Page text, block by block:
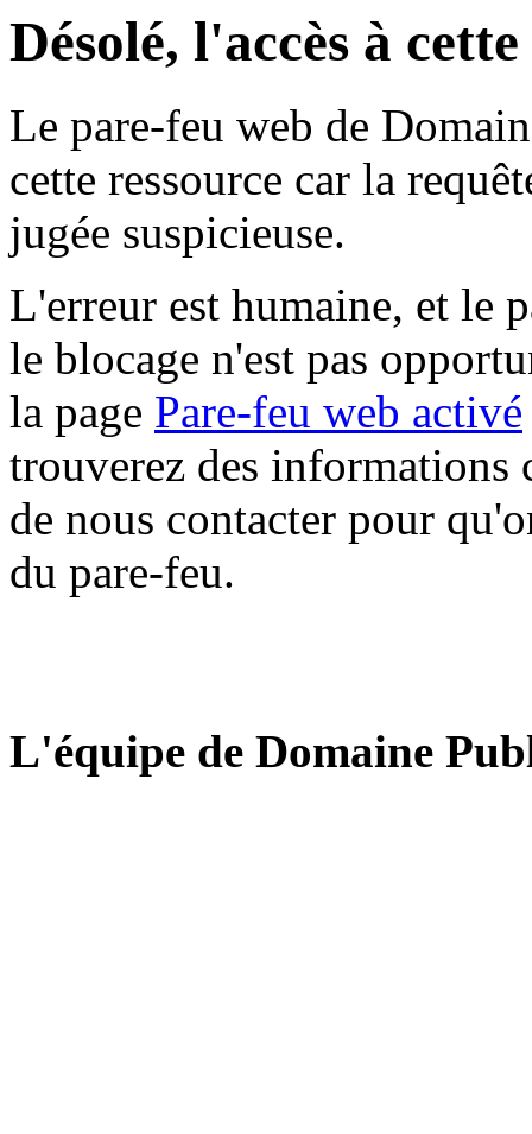
Désolé, l'accès à
Le pare-feu web de
cette ressource car la
jugée suspicieuse.
L'erreur est humaine, et le
le blocage n'est pas
la page Pare-feu web activé
trouverez des informations
de nous contacter pour
du pare-feu.
L'équipe de Domaine